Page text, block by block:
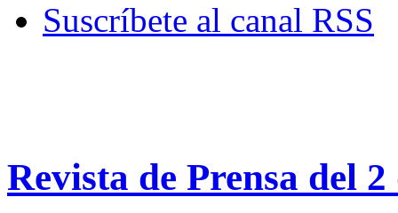
Suscríbete al canal RSS
Revista de Prensa del